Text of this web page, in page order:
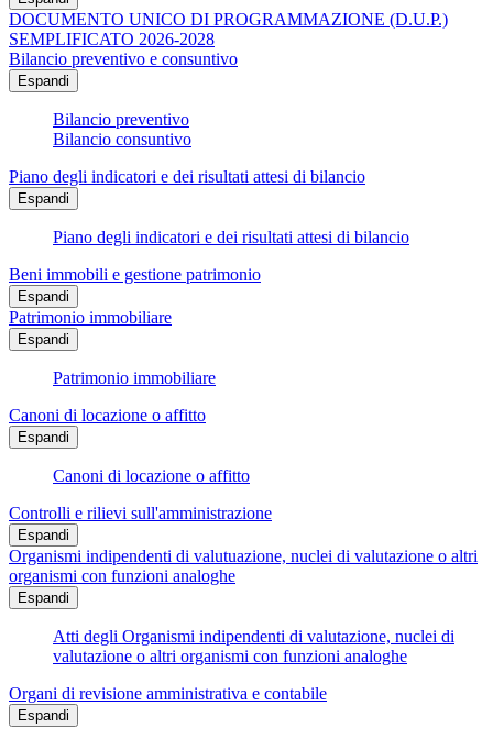
DOCUMENTO UNICO DI PROGRAMMAZIONE (D.U.P.)
SEMPLIFICATO 2026-2028
Bilancio preventivo e consuntivo
Espandi
Bilancio preventivo
Bilancio consuntivo
Piano degli indicatori e dei risultati attesi di bilancio
Espandi
Piano degli indicatori e dei risultati attesi di bilancio
Beni immobili e gestione patrimonio
Espandi
Patrimonio immobiliare
Espandi
Patrimonio immobiliare
Canoni di locazione o affitto
Espandi
Canoni di locazione o affitto
Controlli e rilievi sull'amministrazione
Espandi
Organismi indipendenti di valutuazione, nuclei di valutazione o altri
organismi con funzioni analoghe
Espandi
Atti degli Organismi indipendenti di valutazione, nuclei di
valutazione o altri organismi con funzioni analoghe
Organi di revisione amministrativa e contabile
Espandi